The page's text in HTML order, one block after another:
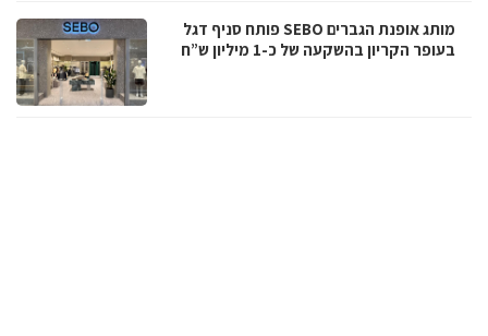
מותג אופנת הגברים SEBO פותח סניף דגל
בעופר הקריון בהשקעה של כ-1 מיליון ש”ח